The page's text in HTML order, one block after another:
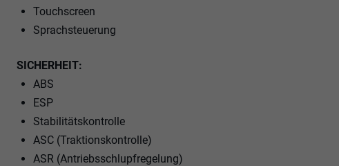
Touchscreen
Sprachsteuerung
SICHERHEIT:
ABS
ESP
Stabilitätskontrolle
ASC (Traktionskontrolle)
ASR (Antriebsschlupfregelung)